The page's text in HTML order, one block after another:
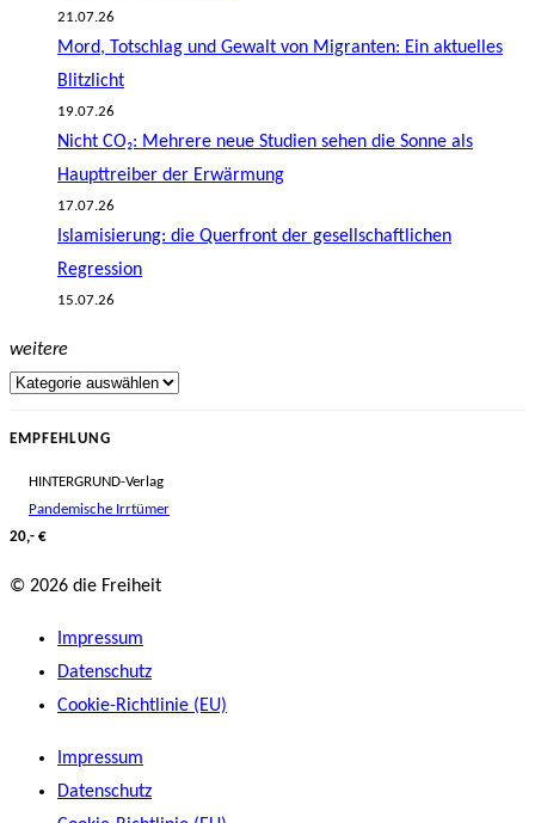
21.07.26
Mord, Totschlag und Gewalt von Migranten: Ein aktuelles
Blitzlicht
19.07.26
Nicht CO₂: Mehrere neue Studien sehen die Sonne als
Haupttreiber der Erwärmung
17.07.26
Islamisierung: die Querfront der gesellschaftlichen
Regression
15.07.26
weitere
EMPFEHLUNG
HINTERGRUND-Verlag
Pandemische Irrtümer
20,- €
© 2026 die Freiheit
Impressum
Datenschutz
Cookie-Richtlinie (EU)
Impressum
Datenschutz